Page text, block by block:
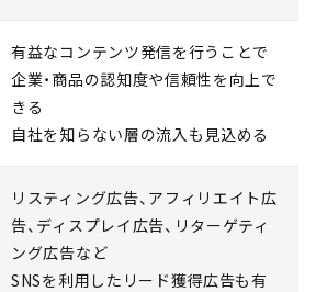
有益なコンテンツ発信を行うことで
企業・商品の認知度や信頼性を向上で
きる
自社を知らない層の流入も見込める
リスティング広告、アフィリエイト広
告、ディスプレイ広告、リターゲティ
ング広告など
SNSを利用したリード獲得広告も有